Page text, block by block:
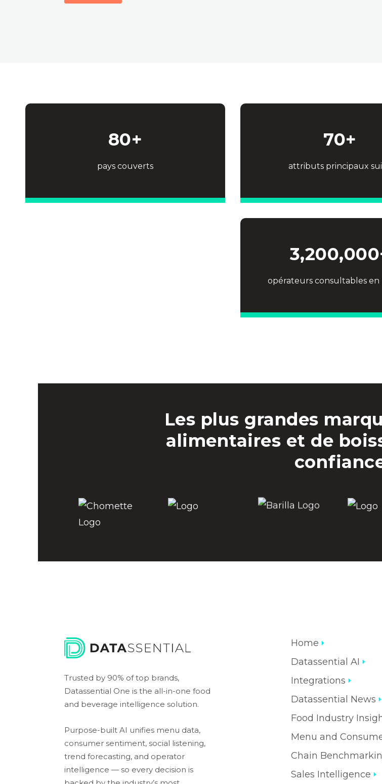
80+
pays couverts
70+
attributs principaux
3,200,000
opérateurs consultables en
Les plus grandes
alimentaires et de
Trusted by 90% of top brands,
Datassential One is the all-in-one food
and beverage intelligence solution.
Purpose-built AI unifies menu data,
consumer sentiment, social listening,
trend forecasting, and operator
intelligence — so every decision is
Home
Datassential AI
Integrations
Datassential News
Food Industry
Menu and
Chain
Sales Intelligence